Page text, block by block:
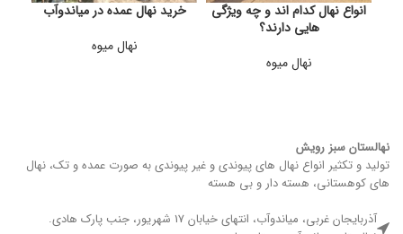
انواع نهال کدام اند و چه ویژگی
هایی دارند؟
نهال میوه
خرید نهال عمده در میاندوآب
نهال میوه
نهالستان سبز رویش
تولید و تکثیر انواع نهال های پیوندی و غیر پیوندی به صورت عمده و تک، نهال
های کوهستانی، هسته دار و بی هسته
آذربایجان غربی، میاندوآب، انتهای خیابان 17 شهریور، جنب پارک هادی.